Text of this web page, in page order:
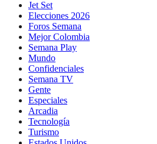
Jet Set
Elecciones 2026
Foros Semana
Mejor Colombia
Semana Play
Mundo
Confidenciales
Semana TV
Gente
Especiales
Arcadia
Tecnología
Turismo